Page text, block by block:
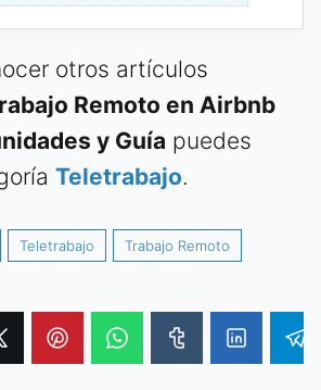
otros artículos
Remoto en Airbnb
y Guía puedes
Teletrabajo.
Teletrabajo Trabajo Remoto